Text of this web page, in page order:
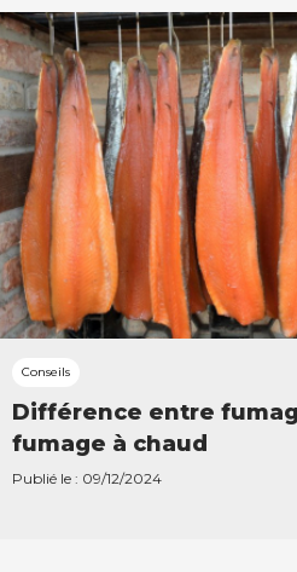
Conseils
Différence entre
fumage à chaud
Publié le : 09/12/2024